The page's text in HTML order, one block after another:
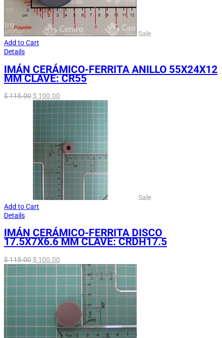
Sale
Add to Cart
Details
IMÁN CERÁMICO-FERRITA ANILLO 55X24X12
MM CLAVE: CR55
$115.00 $ 100.00
Sale
Add to Cart
Details
IMÁN CERÁMICO-FERRITA DISCO
17.5X7X6.6 MM CLAVE: CRDH17.5
$115.00 $ 100.00